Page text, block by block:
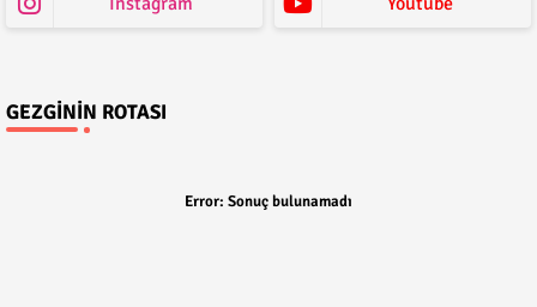
GEZGININ ROTASI
Error: Sonuç bulunamadı